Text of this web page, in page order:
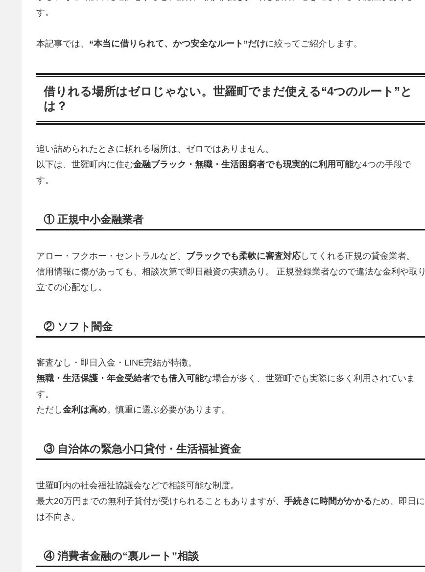
す。
本記事では、 “本当に借りられて、かつ安全なルート”だけに絞ってご紹介します。
借りれる場所はゼロじゃない。世羅町でまだ使える“4つのルート”と
は？
追い詰められたときに頼れる場所は、ゼロではありません。
以下は、世羅町内に住む金融ブラック・無職・生活困窮者でも現実的に利用可能な4つの手段で
す。
① 正規中小金融業者
アロー・フクホー・セントラルなど、 ブラックでも柔軟に審査対応してくれる正規の貸金業者。
信用情報に傷があっても、相談次第で即日融資の実績あり。 正規登録業者なので違法な金利や取り
立ての心配なし。
② ソフト闇金
審査なし・即日入金・LINE完結が特徴。
無職・生活保護・年金受給者でも借入可能な場合が多く、世羅町でも実際に多く利用されていま
す。
ただし金利は高め。慎重に選ぶ必要があります。
③ 自治体の緊急小口貸付・生活福祉資金
世羅町内の社会福祉協議会などで相談可能な制度。
最大20万円までの無利子貸付が受けられることもありますが、 手続きに時間がかかるため、即日に
は不向き。
④ 消費者金融の“裏ルート”相談